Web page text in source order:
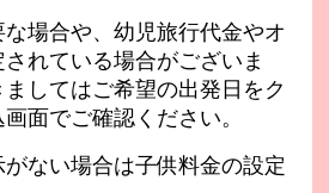
場合や、幼児旅行代金やオ
れている場合がございま
してはご希望の出発日をク
面でご確認ください。
ない場合は子供料金の設定